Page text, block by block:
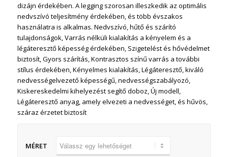
dizájn érdekében. A legging szorosan illeszkedik az optimális
nedvszívó teljesítmény érdekében, és több évszakos
használatra is alkalmas. Nedvszívó, hűtő és szárító
tulajdonságok, Varrás nélküli kialakítás a kényelem és a
légáteresztő képesség érdekében, Szigetelést és hővédelmet
biztosít, Gyors szárítás, Kontrasztos színű varrás a további
stílus érdekében, Kényelmes kialakítás, Légáteresztő, kiváló
nedvességelvezető képességű, nedvességszabályozó,
Kiskereskedelmi kihelyezést segítő doboz, Új modell,
Légáteresztő anyag, amely elvezeti a nedvességet, és hűvös,
száraz érzetet biztosít
MÉRET